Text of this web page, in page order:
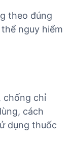
theo đúng
nguy hiểm
chống chỉ
cách
dụng thuốc